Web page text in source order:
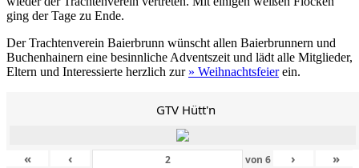
ging der Tage zu Ende.
Der Trachtenverein Baierbrunn wünscht allen Baierbrunnern und
Buchenhainern eine besinnliche Adventszeit und lädt alle Mitglieder,
Eltern und Interessierte herzlich zur » Weihnachtsfeierein.
GTV Hütt'n
« ‹ von6 › »